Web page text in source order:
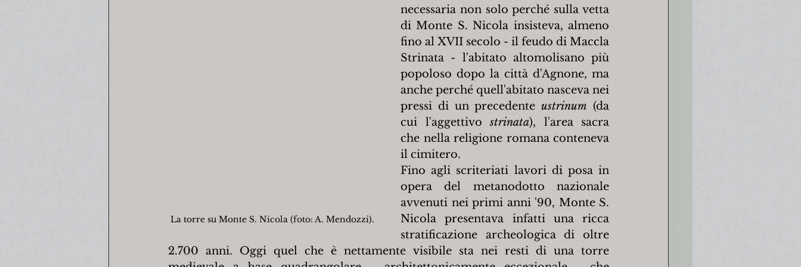
La torre su Monte S. Nicola (foto: A. Mendozzi).
necessaria non solo perché sulla vetta
di Monte S. Nicola insisteva, almeno
fino al XVII secolo - il feudo di Maccla
Strinata - l'abitato altomolisano più
popoloso dopo la città d'Agnone, ma
anche perché quell'abitato nasceva nei
pressi di un precedente ustrinum (da
cui l'aggettivo strinata), l'area sacra
che nella religione romana conteneva
il cimitero.
Fino agli scriteriati lavori di posa in
opera del metanodotto nazionale
avvenuti nei primi anni '90, Monte S.
Nicola presentava infatti una ricca
stratificazione archeologica di oltre
2.700 anni. Oggi quel che è nettamente visibile sta nei resti di una torre